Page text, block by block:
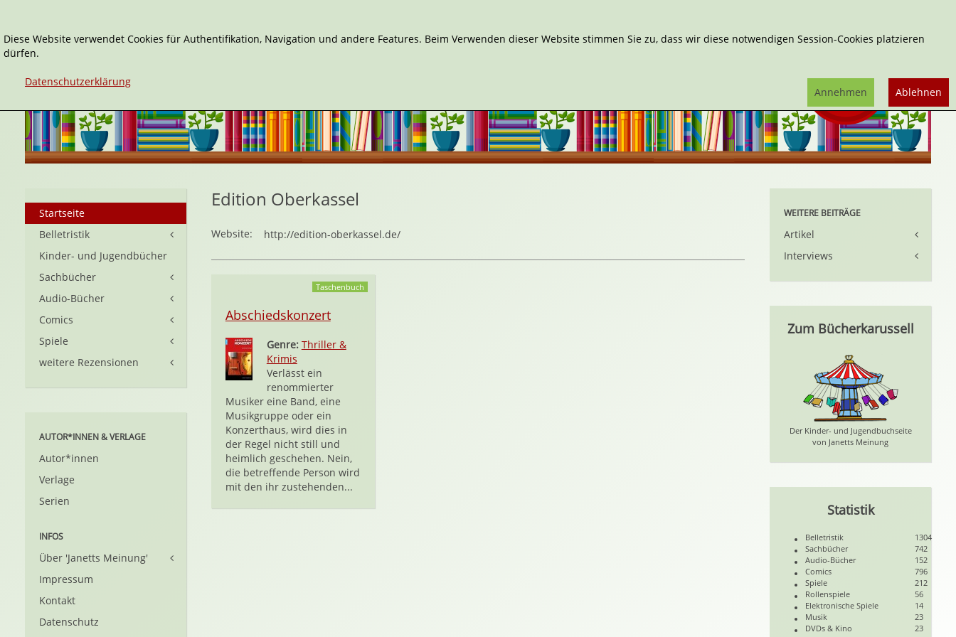
Edition Oberkassel
Website: http://edition-oberkassel.de/
Taschenbuch
Abschiedskonzert
Genre: Thriller &
Krimis
Verlässt ein
renommierter
Musiker eine Band, eine
Musikgruppe oder ein
Konzerthaus, wird dies in
der Regel nicht still und
heimlich geschehen. Nein,
die betreffende Person wird
mit den ihr zustehenden...
Startseite
Belletristik
Kinder- und Jugendbücher
Sachbücher
Audio-Bücher
Comics
Spiele
weitere Rezensionen
AUTOR*INNEN & VERLAGE
Autor*innen
Verlage
Serien
INFOS
Über 'Janetts Meinung'
Impressum
Kontakt
Datenschutz
WEITERE BEITRÄGE
Artikel
Interviews
Zum Bücherkarussell
Der Kinder- und Jugendbuchseite
von Janetts Meinung
Statistik
Belletristik
1304
Sachbücher
742
Audio-Bücher
152
Comics
796
Spiele
212
Rollenspiele
56
Elektronische Spiele
14
Musik
23
DVDs & Kino
23
Diese Website verwendet Cookies für Authentifikation, Navigation und andere Features. Beim Verwenden dieser Website stimmen Sie zu, dass wir diese notwendigen Session-Cookies platzieren
dürfen.
Datenschutzerklärung
Ablehnen
Annehmen